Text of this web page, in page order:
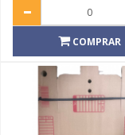
COMPRAR